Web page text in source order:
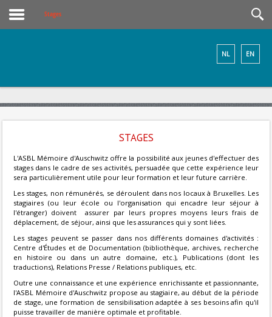
Stages
EN
NL
STAGES
L'ASBL Mémoire d'Auschwitz offre la possibilité aux jeunes d'effectuer des
stages dans le cadre de ses activités, persuadée que cette expérience leur
sera particulièrement utile pour leur formation et leur future carrière.
Les stages, non rémunérés, se déroulent dans nos locaux à Bruxelles. Les
stagiaires (ou leur école ou l'organisation qui encadre leur séjour à
l'étranger) doivent assurer par leurs propres moyens leurs frais de
déplacement, de séjour, ainsi que les assurances qui y sont liées.
Les stages peuvent se passer dans nos différents domaines d'activités :
Centre d'Études et de Documentation (bibliothèque, archives, recherche
en histoire ou dans un autre domaine, etc.), Publications (dont les
traductions), Relations Presse / Relations publiques, etc.
Outre une connaissance et une expérience enrichissante et passionnante,
l'ASBL Mémoire d'Auschwitz propose au stagiaire, au début de la période
de stage, une formation de sensibilisation adaptée à ses besoins afin qu'il
puisse travailler de manière optimale et profitable.